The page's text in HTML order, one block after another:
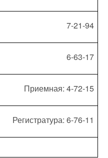
7-21-94
6-63-17
Приемная: 4-72-15
Регистратура: 6-76-11